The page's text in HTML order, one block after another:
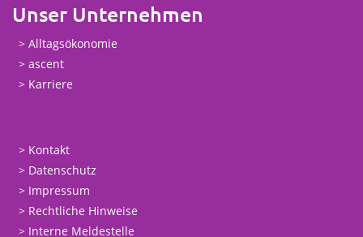
Unser Unternehmen
Alltagsökonomie
ascent
Karriere
Kontakt
Datenschutz
Impressum
Rechtliche Hinweise
Interne Meldestelle